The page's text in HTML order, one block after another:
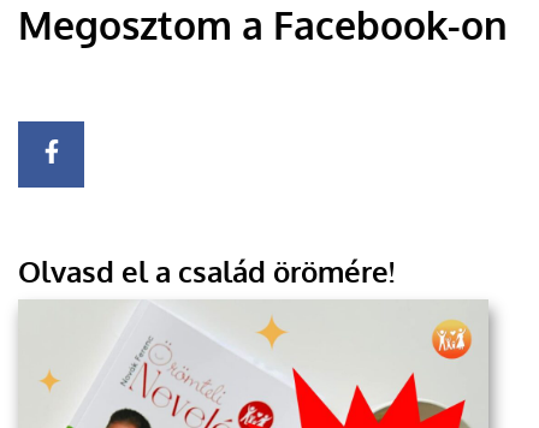
Megosztom a Facebook-on
Olvasd el a család örömére!